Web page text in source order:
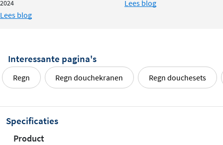
2024
Lees blog
Lees blog
Interessante pagina's
Regn Regn douchekranen Regn douchesets
Specificaties
Product